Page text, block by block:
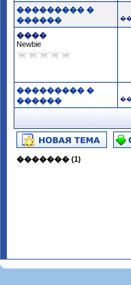
��������� �
������
����
Newbie
��������� �
������
������� (1)